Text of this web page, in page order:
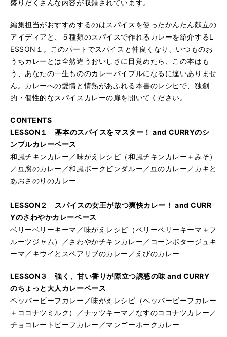
盛りだくさんな内容が収録されています。
編集担当がおすすめするのはスパイスを使ったかんたん献立の
アイディアと、５種類のスパイスで作れるカレーを紹介するL
ESSON１。このパートでスパイスと仲良くなり、いつものお
うちカレーとは全然違うおいしさに目覚めたら、この本はも
う、あなたの一生もののカレーバイブルになるに違いありませ
ん。カレーへの愛情と情熱があふれる本書のレシピで、独創
的・個性的なスパイスカレーの扉を開いてください。
CONTENTS
LESSON１ 基本のスパイスをマスター！ and CURRYのシ
ンプルカレーベース
和風チキンカレー／味がえレシピ（和風チキンカレー＋みそ）
／豆腐のカレー／和風ポークビンダルー／豆のカレー／カキと
あおさのりのカレー
LESSON２ スパイスの女王が放つ爽快カレー！ and CURR
Yのさわやかカレーベース
ベリーベリーキーマ／味がえレシピ（ベリーベリーキーマ＋フ
ルーツジャム）／さわやかチキンカレー／コーンポタージュキ
ーマ／キウイとスペアリブのカレー／えびのカレー
LESSON３ 強く、甘い香りが際立つ誘惑の味 and CURRY
のちょっと大人カレーベース
ペッパービーフカレー／味がえレシピ（ペッパービーフカレー
＋ココナツミルク）／ナッツキーマ／なすのココナツカレー／
チョコレートビーフカレー／マンゴーポークカレー